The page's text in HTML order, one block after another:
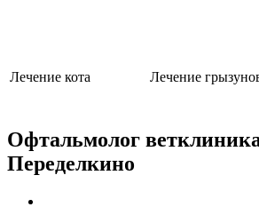
Лечение кота Лечение
Офтальмолог
Переделкино